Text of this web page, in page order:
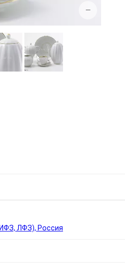
−
ЛФЗ), Россия